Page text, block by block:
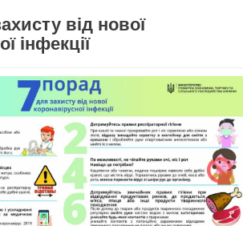
від нової
інфекції